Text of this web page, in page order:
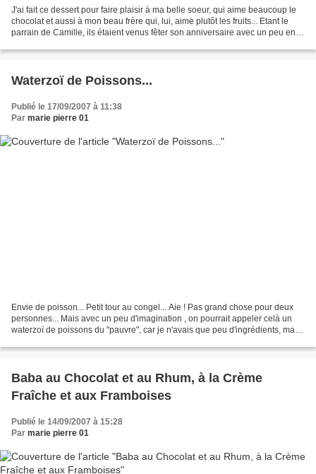
J'ai fait ce dessert pour faire plaisir à ma belle soeur, qui aime beaucoup le
chocolat et aussi à mon beau frère qui, lui, aime plutôt les fruits... Etant le
parrain de Camille, ils étaient venus fêter son anniversaire avec un peu en
Waterzoï de Poissons...
Publié le 17/09/2007 à 11:38
Par marie pierre 01
Envie de poisson... Petit tour au congel... Aie ! Pas grand chose pour deux
personnes... Mais avec un peu d'imagination , on pourrait appeler celà un
waterzoï de poissons du "pauvre", car je n'avais que peu d'ingrédients, mais
Baba au Chocolat et au Rhum, à la Crème
Fraîche et aux Framboises
Publié le 14/09/2007 à 15:28
Par marie pierre 01